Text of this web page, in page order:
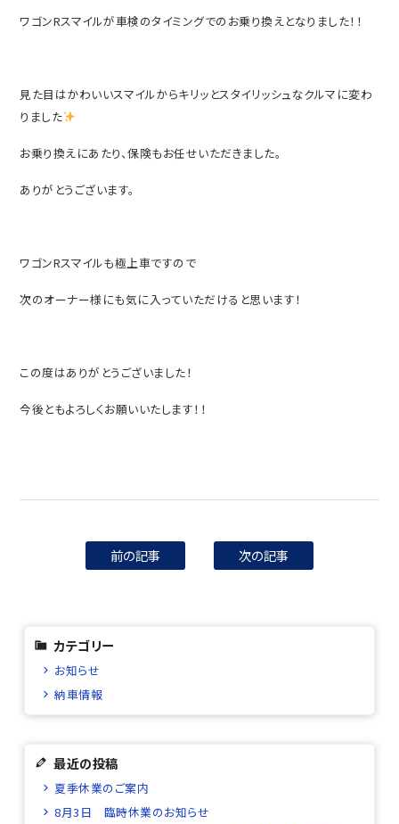
ワゴンRスマイルが車検のタイミングでのお乗り換えとなりました！！
見た目はかわいいスマイルからキリッとスタイリッシュなクルマに変わ
りました
お乗り換えにあたり、保険もお任せいただきました。
ありがとうございます。
ワゴンRスマイルも極上車ですので
次のオーナー様にも気に入っていただけると思います！
この度はありがとうございました！
今後ともよろしくお願いいたします！！
前の記事 次の記事
カテゴリー
お知らせ
納車情報
最近の投稿
夏季休業のご案内
8月3日 臨時休業のお知らせ